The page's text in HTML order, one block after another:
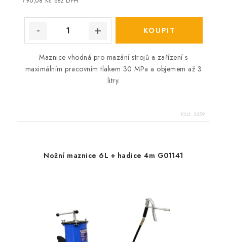
Maznice vhodná pro mazání strojů a zařízení s
maximálním pracovním tlakem 30 MPa a objemem až 3
litry.
Kód: 3659
Nožní maznice 6L + hadice 4m G01141